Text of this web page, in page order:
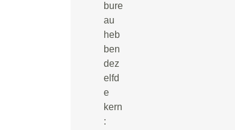
bure
au
heb
ben
dez
elfd
e
kern
: